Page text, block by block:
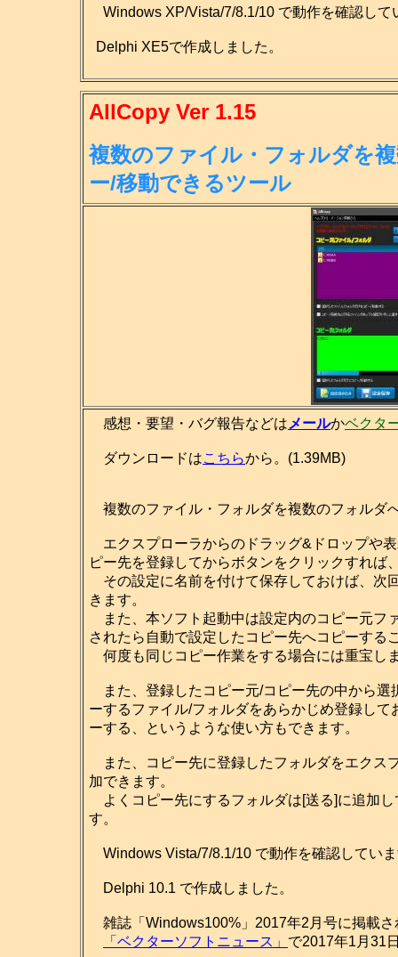
Windows XP/Vista/7/8.1/10 で動作を確認して
Delphi XE5で作成しました。
AllCopy Ver 1.15
複数のファイル・フォルダを
ー/移動できるツール
感想・要望・バグ報告などは メールかベクタ
ダウンロードはこちらから。(1.39MB)
複数のファイル・フォルダを複数のフォルダ
エクスプローラからのドラッグ&ドロップや
ピー先を登録してからボタンをクリックすれば
その設定に名前を付けて保存しておけば、次
きます。
また、本ソフト起動中は設定内のコピー元フ
されたら自動で設定したコピー先へコピーする
何度も同じコピー作業をする場合には重宝し
また、登録したコピー元/コピー先の中から選
ーするファイル/フォルダをあらかじめ登録し
ーする、というような使い方もできます。
また、コピー先に登録したフォルダをエクス
加できます。
よくコピー先にするフォルダは[送る]に追加
す。
Windows Vista/7/8.1/10 で動作を確認してい
Delphi 10.1 で作成しました。
雑誌「Windows100%」2017年2月号に掲載さ
「ベクターソフトニュース」 で2017年1月31